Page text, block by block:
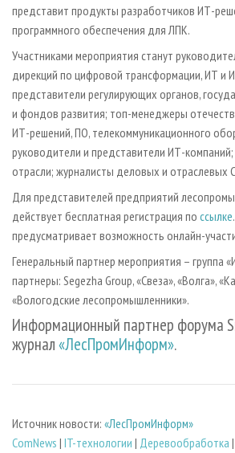
представит продукты разработчиков ИТ-
программного обеспечения для ЛПК.
Участниками мероприятия станут
дирекций по цифровой трансформации, ИТ и
представители регулирующих органов,
и фондов развития; топ-менеджеры
ИТ-решений, ПО, телекоммуникационного
руководители и представители ИТ-компаний;
отрасли; журналисты деловых и отраслевых
Для представителей предприятий
действует бесплатная регистрация по ссылке
предусматривает возможность онлайн-
Генеральный партнер мероприятия – группа
партнеры: Segezha Group, «Свеза», «Волга»,
«Вологодские лесопромышленники».
Информационный партнер форума
журнал«ЛесПромИнформ».
Источник новости: «ЛесПромИнформ»
ComNews | IT-технологии | Деревообработка |